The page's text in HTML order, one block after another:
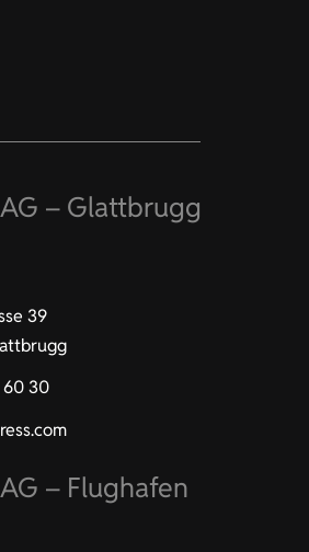
– Glattbrugg
39
30
– Flughafen